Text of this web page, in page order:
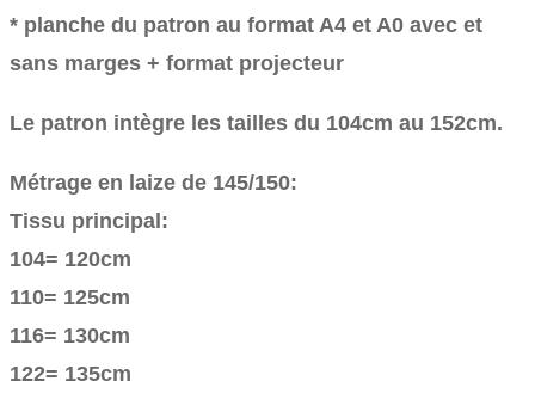
* planche du patron au format A4 et A0 avec et
sans marges + format projecteur
Le patron intègre les tailles du 104cm au 152cm.
Métrage en laize de 145/150:
Tissu principal:
104= 120cm
110= 125cm
116= 130cm
122= 135cm